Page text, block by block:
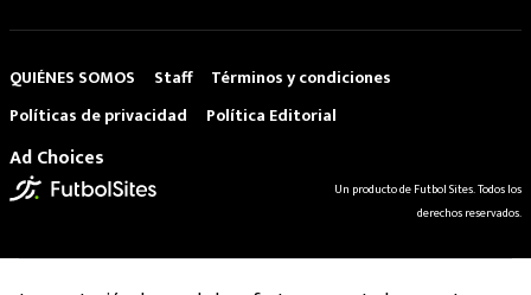
QUIÉNES SOMOS Staff
Términos y condiciones
Políticas de privacidad
Política Editorial
Ad Choices
Un producto de Futbol Sites. Todos los
derechos reservados.